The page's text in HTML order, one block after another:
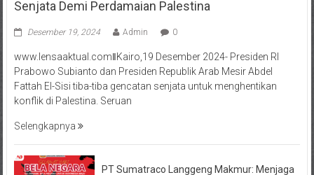
Senjata Demi Perdamaian Palestina
Desember 19, 2024 Admin 0
www.lensaaktual.comǁKairo,19 Desember 2024- Presiden RI
Prabowo Subianto dan Presiden Republik Arab Mesir Abdel
Fattah El-Sisi tiba-tiba gencatan senjata untuk menghentikan
konflik di Palestina. Seruan
Selengkapnya
PT Sumatraco Langgeng Makmur: Menjaga